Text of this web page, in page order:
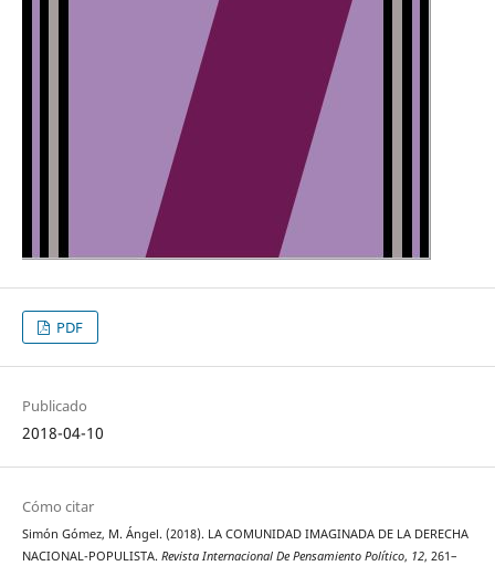
PDF
Publicado
2018-04-10
Cómo citar
Simón Gómez, M. Ángel. (2018). LA COMUNIDAD IMAGINADA DE LA DERECHA
NACIONAL-POPULISTA. Revista Internacional De Pensamiento Político, 12, 261–